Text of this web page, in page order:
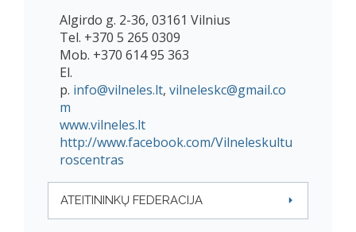
Algirdo g. 2-36, 03161 Vilnius
Tel. +370 5 265 0309
Mob. +370 614 95 363
El.
p. info@vilneles.lt, vilneleskc@gmail.co
m
www.vilneles.lt
http://www.facebook.com/Vilneleskultu
roscentras
ATEITININKŲ FEDERACIJA